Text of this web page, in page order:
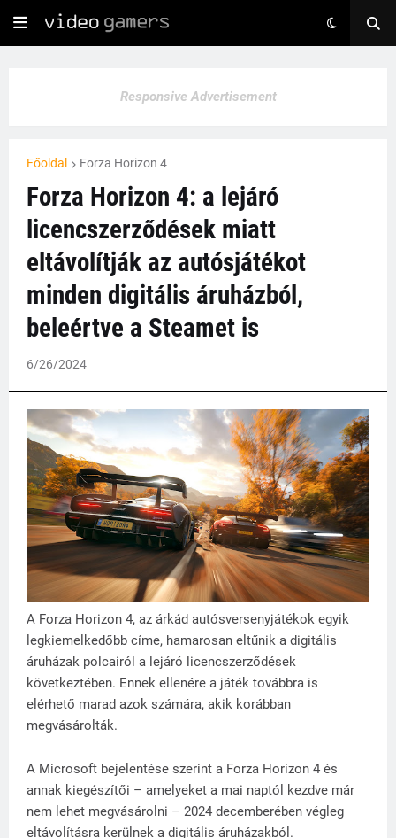
Responsive Advertisement
Főoldal Forza Horizon 4
Forza Horizon 4: a lejáró
licencszerződések miatt
eltávolítják az autósjátékot
minden digitális áruházból,
beleértve a Steamet is
6/26/2024
A Forza Horizon 4, az árkád autósversenyjátékok egyik
legkiemelkedőbb címe, hamarosan eltűnik a digitális
áruházak polcairól a lejáró licencszerződések
következtében. Ennek ellenére a játék továbbra is
elérhető marad azok számára, akik korábban
megvásárolták.
A Microsoft bejelentése szerint a Forza Horizon 4 és
annak kiegészítői – amelyeket a mai naptól kezdve már
nem lehet megvásárolni – 2024 decemberében végleg
eltávolításra kerülnek a digitális áruházakból.